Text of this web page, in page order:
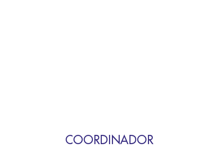
COORDINADOR